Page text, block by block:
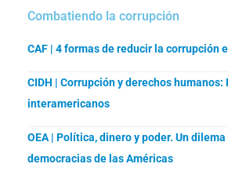
Combatiendo la corrupción
CAF | 4 formas de reducir la corrupción
CIDH | Corrupción y derechos humanos:
interamericanos
OEA | Política, dinero y poder. Un
democracias de las Américas